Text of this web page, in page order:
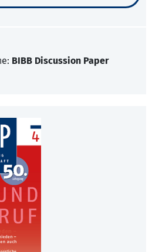
BIBB Discussion Paper